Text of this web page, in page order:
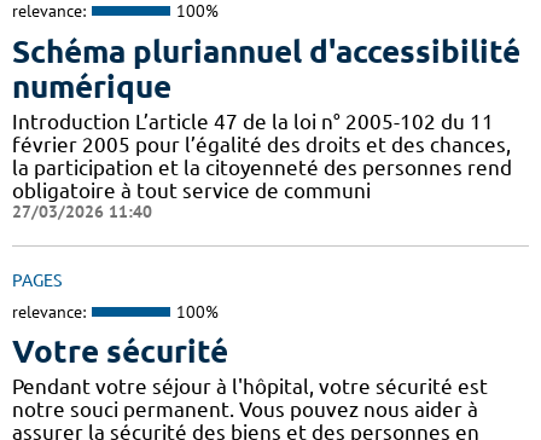
relevance: 100%
Schéma pluriannuel d'accessibilité
numérique
Introduction L’article 47 de la loi n° 2005-102 du 11
février 2005 pour l’égalité des droits et des chances,
la participation et la citoyenneté des personnes rend
obligatoire à tout service de communi
27/03/2026 11:40
PAGES
relevance: 100%
Votre sécurité
Pendant votre séjour à l'hôpital, votre sécurité est
notre souci permanent. Vous pouvez nous aider à
assurer la sécurité des biens et des personnes en